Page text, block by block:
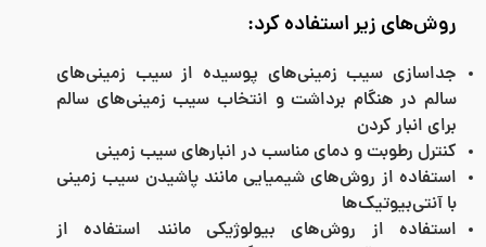
روش‌های زیر استفاده کرد:
جداسازی سیب زمینی‌های پوسیده از سیب زمینی‌های
سالم در هنگام برداشت و انتخاب سیب زمینی‌های سالم
برای انبار کردن
کنترل رطوبت و دمای مناسب در انبارهای سیب زمینی
استفاده از روش‌های شیمیایی مانند پاشیدن سیب زمینی
با آنتی‌بیوتیک‌ها
استفاده از روش‌های بیولوژیکی مانند استفاده از